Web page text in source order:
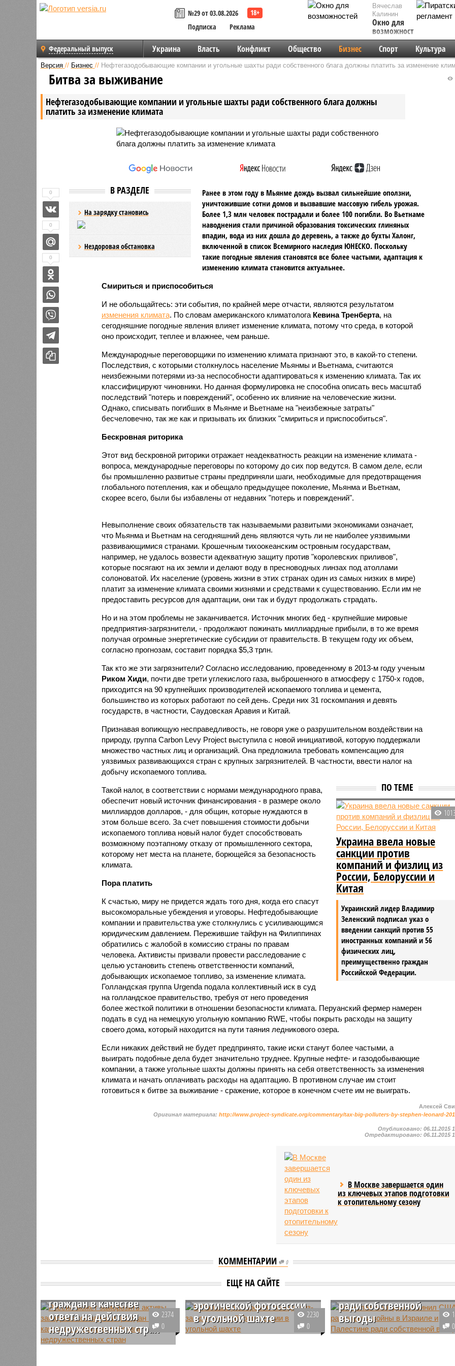
№29 от 03.08.2026
Подписка
Реклама
Вячеслав
Калинин
Окно для
возможностей
Федеральный выпуск Украина Власть Конфликт Общество Бизнес Спорт Культура
Версия // Бизнес // Нефтегазодобывающие компании и угольные шахты ради собственного блага должны платить за изменение
Нефтегазодобывающие компании и угольные шахты ради собственного блага должны
платить за изменение климата
Битва за выживание
В РАЗДЕЛЕ
На зарядку становись
Нездоровая обстановка
Ранее в этом году в Мьянме дождь вызвал сильнейшие оползни,
уничтожившие сотни домов и вызвавшие массовую гибель урожая.
Более 1,3 млн человек пострадали и более 100 погибли. Во Вьетнаме
наводнения стали причиной образования токсических глиняных
впадин, вода из них дошла до деревень, а также до бухты Халонг,
включенной в список Всемирного наследия ЮНЕСКО. Поскольку
такие погодные явления становятся все более частыми, адаптация к
изменению климата становится актуальнее.
Смириться и приспособиться
И не обольщайтесь: эти события, по крайней мере отчасти, являются результатом
изменения климата. По словам американского климатолога Кевина Тренберта, на
сегодняшние погодные явления влияет изменение климата, потому что среда, в которой
оно происходит, теплее и влажнее, чем раньше.
Международные переговорщики по изменению климата признают это, в какой-то степени.
Последствия, с которыми столкнулось население Мьянмы и Вьетнама, считаются
неизбежными потерями из-за неспособности адаптироваться к изменению климата. Так их
классифицируют чиновники. Но данная формулировка не способна описать весь масштаб
последствий "потерь и повреждений", особенно их влияние на человеческие жизни.
Однако, списывать погибших в Мьянме и Вьетнаме на "неизбежные затраты"
бесчеловечно, так же как и призывать их близких "смириться и приспособиться".
Бескровная риторика
Этот вид бескровной риторики отражает неадекватность реакции на изменение климата -
вопроса, международные переговоры по которому до сих пор ведутся. В самом деле, если
бы промышленно развитые страны предприняли шаги, необходимые для предотвращения
глобального потепления, как и обещало предыдущее поколение, Мьянма и Вьетнам,
скорее всего, были бы избавлены от недавних "потерь и повреждений".
Невыполнение своих обязательств так называемыми развитыми экономиками означает,
что Мьянма и Вьетнам на сегодняшний день являются чуть ли не наиболее уязвимыми
развивающимися странами. Крошечным тихоокеанским островным государствам,
например, не удалось возвести адекватную защиту против "королевских приливов",
которые посягают на их земли и делают воду в пресноводных линзах под атоллами
солоноватой. Их население (уровень жизни в этих странах один из самых низких в мире)
платит за изменение климата своими жизнями и средствами к существованию. Если им не
предоставить ресурсов для адаптации, они так и будут продолжать страдать.
Но и на этом проблемы не заканчивается. Источник многих бед - крупнейшие мировые
предприятия-загрязнители, - продолжают пожинать миллиардные прибыли, в то же время
получая огромные энергетические субсидии от правительств. В текущем году их объем,
согласно прогнозам, составит порядка $5,3 трлн.
Так кто же эти загрязнители? Согласно исследованию, проведенному в 2013-м году ученым
Риком Хиди, почти две трети углекислого газа, выброшенного в атмосферу с 1750-х годов,
приходится на 90 крупнейших производителей ископаемого топлива и цемента,
большинство из которых работают по сей день. Среди них 31 госкомпания и девять
государств, в частности, Саудовская Аравия и Китай.
Признавая вопиющую несправедливость, не говоря уже о разрушительном воздействии на
природу, группа Carbon Levy Project выступила с новой инициативой, которую поддержали
множество частных лиц и организаций. Она предложила требовать компенсацию для
уязвимых развивающихся стран с крупных загрязнителей. В частности, ввести налог на
добычу ископаемого топлива.
ПО ТЕМЕ
1013
Украина ввела новые
санкции против
компаний и физлиц из
России, Белоруссии и
Китая
Украинский лидер Владимир
Зеленский подписал указ о
введении санкций против 55
иностранных компаний и 56
физических лиц,
преимущественно граждан
Российской Федерации.
Такой налог, в соответствии с нормами международного права,
обеспечит новый источник финансирования - в размере около
миллиардов долларов, - для общин, которые нуждаются в
этом больше всего. За счет повышения стоимости добычи
ископаемого топлива новый налог будет способствовать
возможному поэтапному отказу от промышленного сектора,
которому нет места на планете, борющейся за безопасность
климата.
Пора платить
К счастью, миру не придется ждать того дня, когда его спасут
высокоморальные убеждения и уговоры. Нефтедобывающие
компании и правительства уже столкнулись с усиливающимся
юридическим давлением. Пережившие тайфун на Филиппинах
обратились с жалобой в комиссию страны по правам
человека. Активисты призвали провести расследование с
целью установить степень ответственности компаний,
добывающих ископаемое топливо, за изменение климата.
Голландская группа Urgenda подала коллективный иск в суд
на голландское правительство, требуя от него проведения
более жесткой политики в отношении безопасности климата. Перуанский фермер намерен
подать в суд на немецкую угольную компанию RWE, чтобы покрыть расходы на защиту
своего дома, который находится на пути таяния ледникового озера.
Если никаких действий не будет предпринято, такие иски станут более частыми, а
выиграть подобные дела будет значительно труднее. Крупные нефте- и газодобывающие
компании, а также угольные шахты должны принять на себя ответственность за изменения
климата и начать оплачивать расходы на адаптацию. В противном случае им стоит
готовиться к битве за выживание - сражение, которое в конечном счете им не выиграть.
0
0
0
Алексей
Оригинал материала:http://www.project-syndicate.org/commentary/tax-big-polluters-by-stephen-leonard-
Опубликовано:06.11.2015
Отредактировано:06.11.2015
В Москве завершается один
из ключевых этапов подготовки
к отопительному сезону
КОММЕНТАРИИ 0
ЕЩЕ НА САЙТЕ
Россия может
западных компаний и
граждан в качестве
ответа на действия
недружественных стран
Россия занимается подготовкой
2374
0
В Польше разгорелся
скандал из-за
эротической фотосессии
в угольной шахте
Действующая польская угольная
2230
0
обвинил США в
разжигании войны в
ради собственной
выгоды
Спикер Госдумы Вячеслав
0